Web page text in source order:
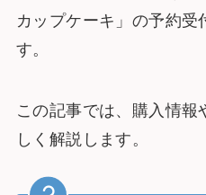
カップケーキ」の予約受
す。
この記事では、購入情
しく解説します。